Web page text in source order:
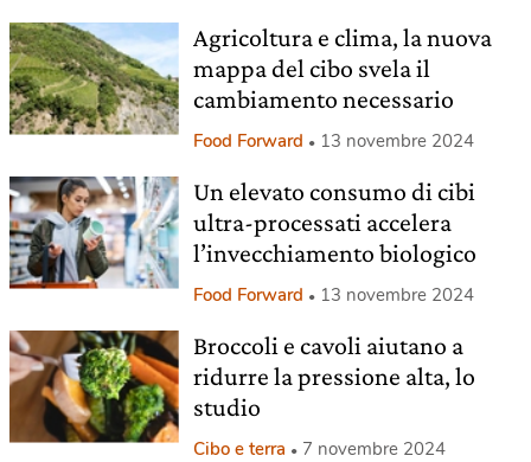
Agricoltura e clima, la nuova
mappa del cibo svela il
cambiamento necessario
Food Forward 13 novembre 2024
Un elevato consumo di cibi
ultra-processati accelera
l’invecchiamento biologico
Food Forward 13 novembre 2024
Broccoli e cavoli aiutano a
ridurre la pressione alta, lo
studio
Cibo e terra 7 novembre 2024